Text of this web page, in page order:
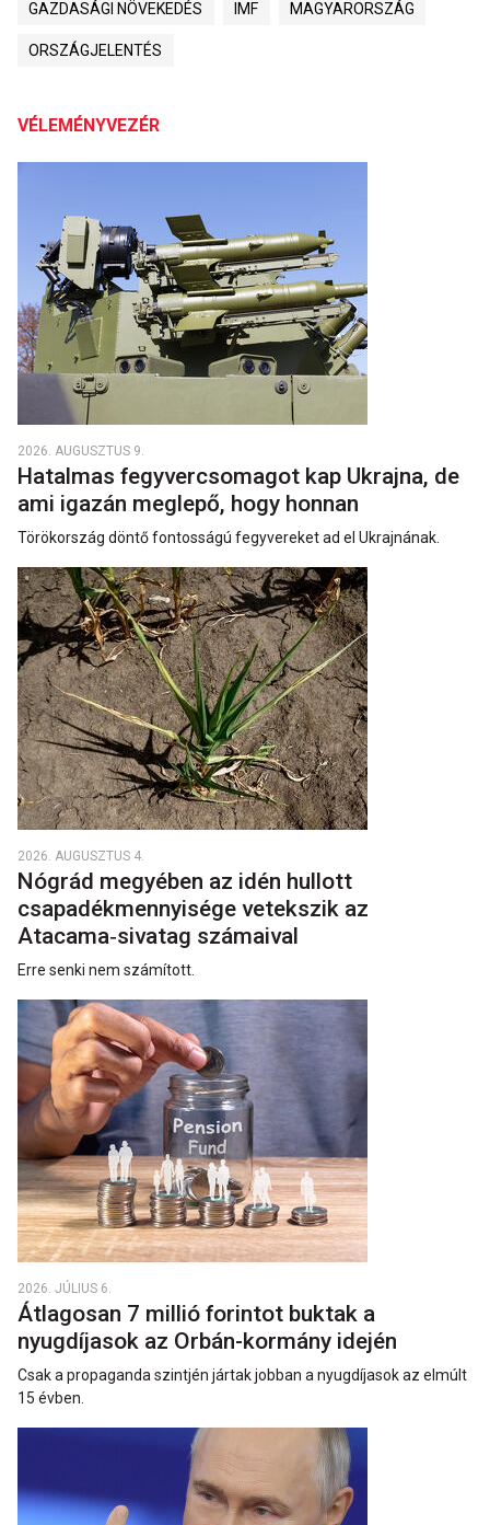
GAZDASÁGI NÖVEKEDÉS IMF MAGYARORSZÁG
ORSZÁGJELENTÉS
VÉLEMÉNYVEZÉR
2026. AUGUSZTUS 9.
Hatalmas fegyvercsomagot kap Ukrajna, de
ami igazán meglepő, hogy honnan
Törökország döntő fontosságú fegyvereket ad el Ukrajnának.
2026. AUGUSZTUS 4.
Nógrád megyében az idén hullott
csapadékmennyisége vetekszik az
Atacama‑sivatag számaival
Erre senki nem számított.
2026. JÚLIUS 6.
Átlagosan 7 millió forintot buktak a
nyugdíjasok az Orbán-kormány idején
Csak a propaganda szintjén jártak jobban a nyugdíjasok az elmúlt
15 évben.